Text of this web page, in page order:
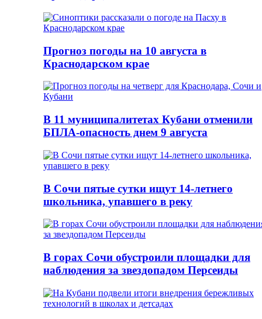
Прогноз погоды на 10 августа в
Краснодарском крае
В 11 муниципалитетах Кубани отменили
БПЛА-опасность днем 9 августа
В Сочи пятые сутки ищут 14-летнего
школьника, упавшего в реку
В горах Сочи обустроили площадки для
наблюдения за звездопадом Персеиды